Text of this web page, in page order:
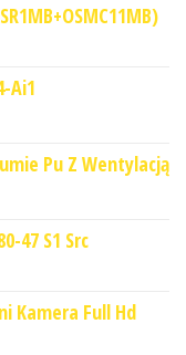
Ai1
Pu Z Wentylacją
47 S1 Src
Kamera Full Hd